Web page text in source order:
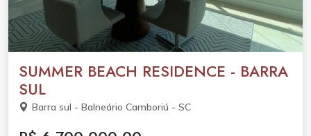
SUMMER BEACH RESIDENCE - BARRA
SUL
Barra sul - Balneário Camboriú - SC